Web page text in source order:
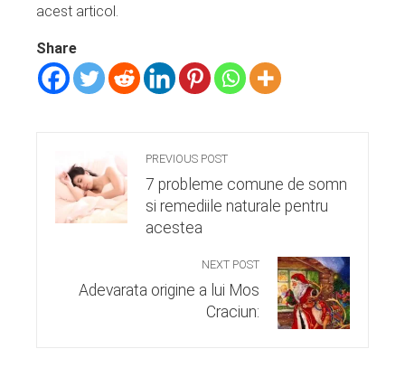
acest articol.
Share
PREVIOUS POST
7 probleme comune de somn
si remediile naturale pentru
acestea
NEXT POST
Adevarata origine a lui Mos
Craciun: